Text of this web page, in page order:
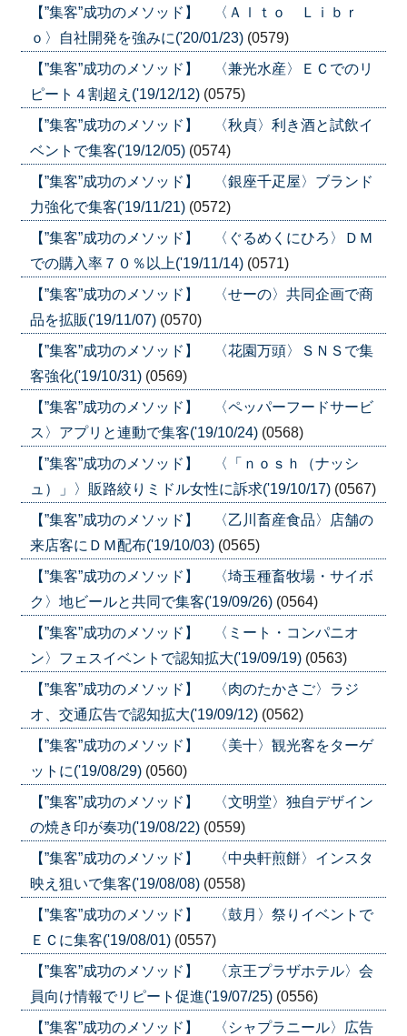
【”集客”成功のメソッド】 〈Ａｌｔｏ Ｌｉｂｒ
ｏ〉自社開発を強みに('20/01/23) (0579)
【”集客”成功のメソッド】 〈兼光水産〉ＥＣでのリ
ピート４割超え('19/12/12) (0575)
【”集客”成功のメソッド】 〈秋貞〉利き酒と試飲イ
ベントで集客('19/12/05) (0574)
【”集客”成功のメソッド】 〈銀座千疋屋〉ブランド
力強化で集客('19/11/21) (0572)
【”集客”成功のメソッド】 〈ぐるめくにひろ〉ＤＭ
での購入率７０％以上('19/11/14) (0571)
【”集客”成功のメソッド】 〈せーの〉共同企画で商
品を拡販('19/11/07) (0570)
【”集客”成功のメソッド】 〈花園万頭〉ＳＮＳで集
客強化('19/10/31) (0569)
【”集客”成功のメソッド】 〈ペッパーフードサービ
ス〉アプリと連動で集客('19/10/24) (0568)
【”集客”成功のメソッド】 〈「ｎｏｓｈ（ナッシ
ュ）」〉販路絞りミドル女性に訴求('19/10/17) (0567)
【”集客”成功のメソッド】 〈乙川畜産食品〉店舗の
来店客にＤＭ配布('19/10/03) (0565)
【”集客”成功のメソッド】 〈埼玉種畜牧場・サイボ
ク〉地ビールと共同で集客('19/09/26) (0564)
【”集客”成功のメソッド】 〈ミート・コンパニオ
ン〉フェスイベントで認知拡大('19/09/19) (0563)
【”集客”成功のメソッド】 〈肉のたかさご〉ラジ
オ、交通広告で認知拡大('19/09/12) (0562)
【”集客”成功のメソッド】 〈美十〉観光客をターゲ
ットに('19/08/29) (0560)
【”集客”成功のメソッド】 〈文明堂〉独自デザイン
の焼き印が奏功('19/08/22) (0559)
【”集客”成功のメソッド】 〈中央軒煎餅〉インスタ
映え狙いで集客('19/08/08) (0558)
【”集客”成功のメソッド】 〈鼓月〉祭りイベントで
ＥＣに集客('19/08/01) (0557)
【”集客”成功のメソッド】 〈京王プラザホテル〉会
員向け情報でリピート促進('19/07/25) (0556)
【”集客”成功のメソッド】 〈シャプラニール〉広告